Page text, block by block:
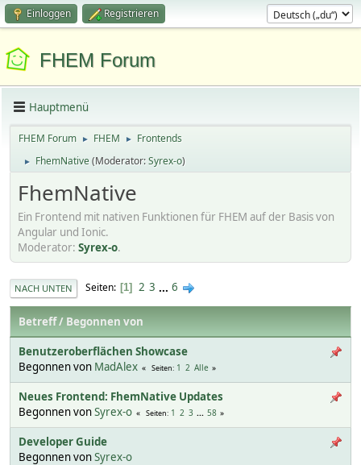
Einloggen Registrieren
FHEM Forum
Hauptmenü
FHEM Forum ► FHEM ► Frontends
► FhemNative(Moderator:Syrex-o)
FhemNative
Ein Frontend mit nativen Funktionen für FHEM auf der Basis von
Angular und Ionic.
Moderator: Syrex-o.
NACH UNTEN Seiten 1 2 3 ... 6
Betreff/ Begonnen von
Benutzeroberflächen Showcase
Begonnen von MadAlex Seiten 1 2 Alle
Neues Frontend: FhemNative Updates
Begonnen vonSyrex-o Seiten 1 2 3 ... 58
Developer Guide
Begonnen vonSyrex-o